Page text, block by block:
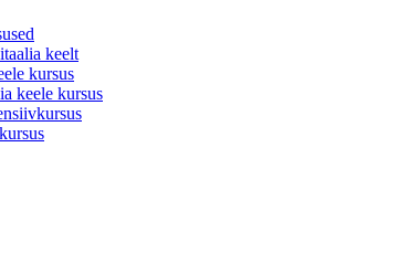
keelt
kursus
keele kursus